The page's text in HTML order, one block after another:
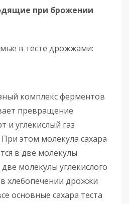
при брожении
в тесте дрожжами:
комплекс ферментов
превращение
и углекислый газ
этом молекула сахара
в две молекулы
молекулы углекислого
хлебопечении дрожжи
основные сахара теста